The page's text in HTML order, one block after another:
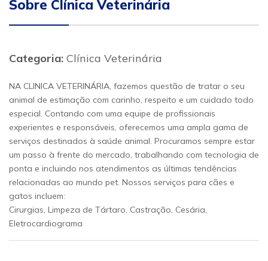
Sobre Clínica Veterinária
Categoria: Clínica Veterinária
NA CLINICA VETERINÁRIA, fazemos questão de tratar o seu
animal de estimação com carinho, respeito e um cuidado todo
especial. Contando com uma equipe de profissionais
experientes e responsáveis, oferecemos uma ampla gama de
serviços destinados à saúde animal. Procuramos sempre estar
um passo à frente do mercado, trabalhando com tecnologia de
ponta e incluindo nos atendimentos as últimas tendências
relacionadas ao mundo pet. Nossos serviços para cães e
gatos incluem:
Cirurgias, Limpeza de Tártaro, Castração, Cesária,
Eletrocardiograma